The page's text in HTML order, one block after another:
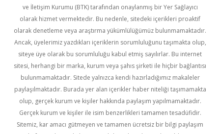
ve İletişim Kurumu (BTK) tarafından onaylanmış bir Yer Sağlayıcı
olarak hizmet vermektedir. Bu nedenle, sitedeki içerikleri proaktif
olarak denetleme veya araştırma yükümlülüğümüz bulunmamaktadır.
Ancak, üyelerimiz yazdıkları içeriklerin sorumluluğunu taşımakta olup,
siteye üye olarak bu sorumluluğu kabul etmiş sayılırlar. Bu internet
sitesi, herhangi bir marka, kurum veya şahıs şirketi ile hiçbir bağlantısı
bulunmamaktadır. Sitede yalnızca kendi hazırladığımız makaleler
paylaşılmaktadır. Burada yer alan içerikler haber niteliği taşımamakta
olup, gerçek kurum ve kişiler hakkında paylaşım yapılmamaktadır.
Gerçek kurum ve kişiler ile isim benzerlikleri tamamen tesadüfidir.
Sitemiz, kar amacı gütmeyen ve tamamen ücretsiz bir bilgi paylaşım